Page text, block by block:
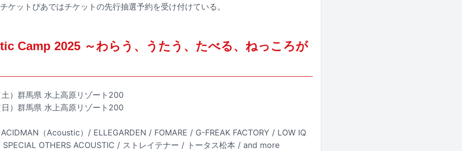
ケットぴあではチケットの先行抽選予約を受け付けている。
Camp 2025 ～わらう、うたう、たべる、ねっころが
）群馬県 水上高原リゾート200
）群馬県 水上高原リゾート200
（Acoustic）/ ELLEGARDEN / FOMARE / G-FREAK FACTORY / LOW IQ
OTHERS ACOUSTIC / ストレイテナー / トータス松本 / and more